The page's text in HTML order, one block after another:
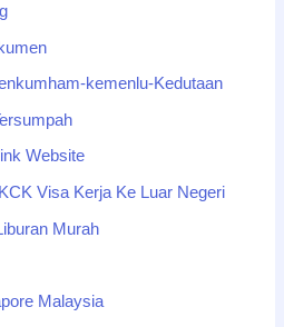
kemenlu-Kedutaan
Website
Visa Kerja Ke Luar Negeri
Murah
Malaysia